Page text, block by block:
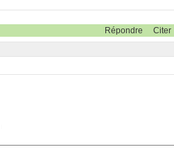
Répondre Citer